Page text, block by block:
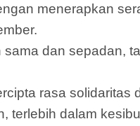
menerapkan
dan sepadan,
rasa solidaritas
dalam